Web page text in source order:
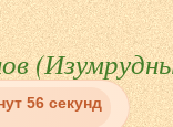
56 секунд